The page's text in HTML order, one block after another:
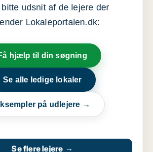
udsnit af de lejere der
Lokaleportalen.dk:
hjælp til din søgning
Se alle ledige lokaler
på udlejere →
Se flere lejere →